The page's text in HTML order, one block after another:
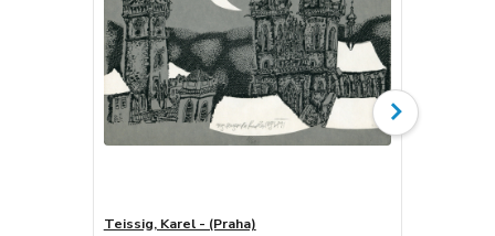
Teissig, Karel - (Praha)